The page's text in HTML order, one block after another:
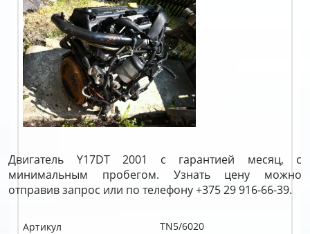
Двигатель Y17DT 2001 с гарантией месяц, с
минимальным пробегом. Узнать цену можно
отправив запрос или по телефону +375 29 916-66-39.
Артикул
TN5/6020